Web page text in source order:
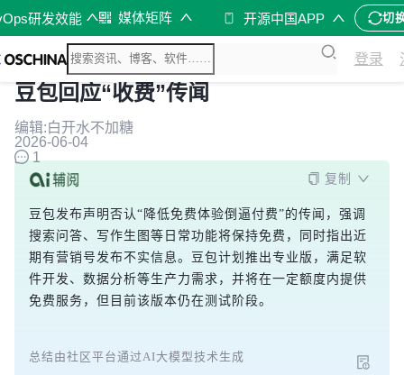
研发效能 媒体矩阵 开源中国APP 切
登录
豆包回应“收费”传闻
编辑:白开水不加糖
2026-06-04
1
复制
豆包发布声明否认“降低免费体验倒逼付费”的传闻，强调
搜索问答、写作生图等日常功能将保持免费，同时指出近
期有营销号发布不实信息。豆包计划推出专业版，满足软
件开发、数据分析等生产力需求，并将在一定额度内提供
免费服务，但目前该版本仍在测试阶段。
总结由社区平台通过AI大模型技术生成